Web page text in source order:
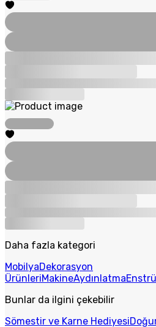
Daha fazla kategori
MobilyaDekorasyon
ÜrünleriMakineAydınlatma
Bunlar da ilgini çekebilir
Sömestir ve Karne Hediyesi